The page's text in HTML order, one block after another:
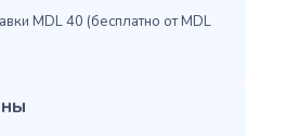
MDL 40 (бесплатно от MDL